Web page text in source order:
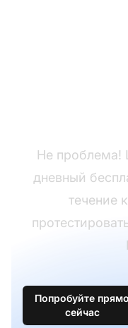
Не проблема!
дневный
течение
Попробуйте прямо
сейчас